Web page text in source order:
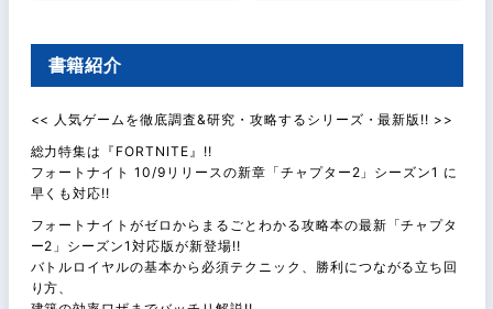
書籍紹介
<< 人気ゲームを徹底調査&研究・攻略するシリーズ・最新版!! >>
総力特集は『FORTNITE』!!
フォートナイト 10/9リリースの新章「チャプター2」シーズン1 に
早くも対応!!
フォートナイトがゼロからまるごとわかる攻略本の最新「チャプタ
ー2」シーズン1対応版が新登場!!
バトルロイヤルの基本から必須テクニック、勝利につながる立ち回
り方、